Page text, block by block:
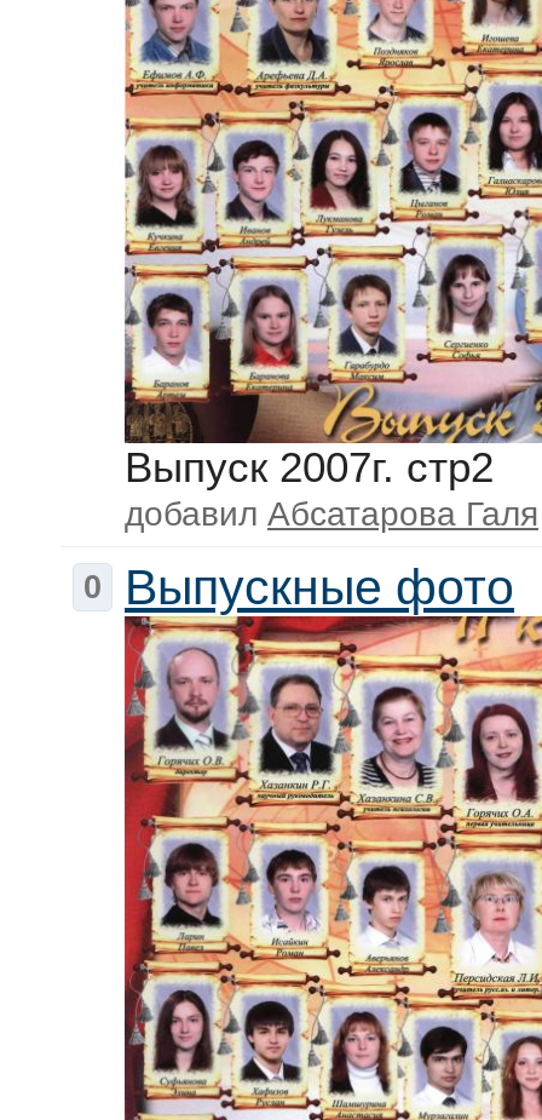
Выпуск 2007г. стр2
добавил Абсатарова Галя
0
Выпускные фото